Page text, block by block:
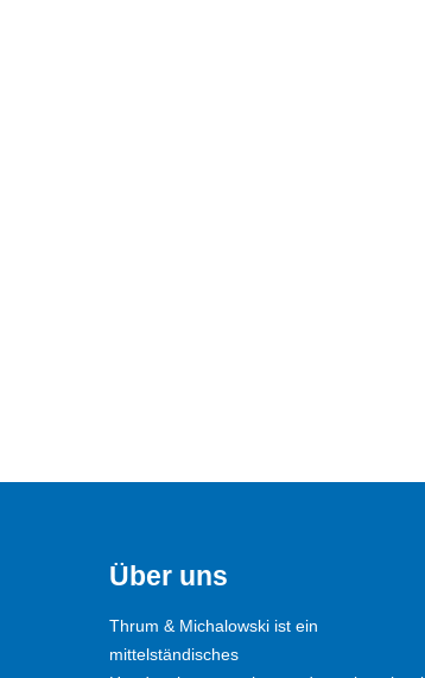
Über uns
Thrum & Michalowski ist ein
mittelständisches